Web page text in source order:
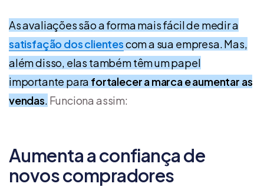
As avaliações são a forma mais fácil de medir a
satisfação dos clientescom a sua empresa. Mas,
além disso, elas também têm um papel
importante para fortalecer a marca e aumentar as
vendas. Funciona assim:
Aumenta a confiança de
novos compradores